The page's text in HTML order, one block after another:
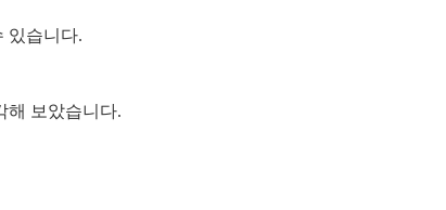
있습니다.
해 보았습니다.